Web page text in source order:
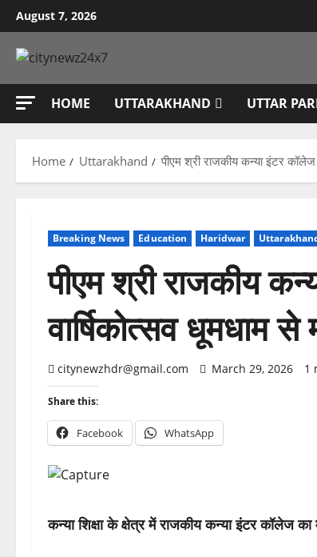
Skip
to
content
August 7, 2026
HOME UTTARAKHAND UTTAR
Home Uttarakhand पीएम श्री राजकीय कन्या इंटर कॉलेज
Breaking News Education Haridwar
पीएम श्री राजकीय
वार्षिकोत्सव धूमधाम से
citynewzhdr@gmail.com March 29, 2026 1
Share this:
Facebook WhatsApp
कन्या शिक्षा के क्षेत्र में राजकीय कन्या इंटर कॉलेज का